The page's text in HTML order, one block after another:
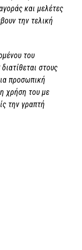
και μελέτες
την τελική
του
στους
προσωπική
χρήση του με
την γραπτή